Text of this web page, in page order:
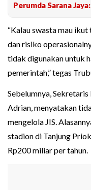
Perumda Sarana
“Kalau swasta mau
dan risiko
tidak digunakan untuk
pemerintah,” tegas
Sebelumnya,
Adrian, menyatakan
mengelola JIS.
stadion di Tanjung
Rp200 miliar per tahun.